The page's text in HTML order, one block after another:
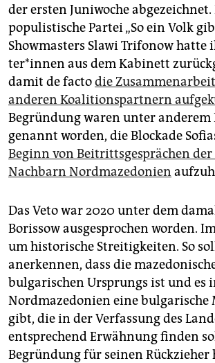
der ersten Juniwoche abgezeichnet.
populistische Partei „So ein Volk
Showmasters Slawi Trifonow
te­r*in­nen aus dem Kabinett
damit de factodie
anderen Koalitionspartnern
Begründung waren unter anderem
genannt worden, die Blockade
Beginn von Beitrittsgesprächen
Nachbarn Nordmazedonien
Das Veto war 2020 unter dem
Borissow ausgesprochen worden.
um historische Streitigkeiten. So
anerkennen, dass die
bulgarischen Ursprungs ist und es
Nordmazedonien eine
gibt, die in der Verfassung des
entsprechend Erwähnung finden
Begründung für seinen